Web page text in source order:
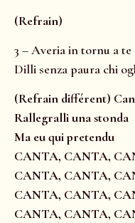
(Refrain)
3 – Averia in tornu a
Dilli senza paura chi
(Refrain différent)
Rallegralli una stonda
Ma eu qui pretendu
CANTA, CANTA,
CANTA, CANTA,
CANTA, CANTA,
CANTA, CANTA,